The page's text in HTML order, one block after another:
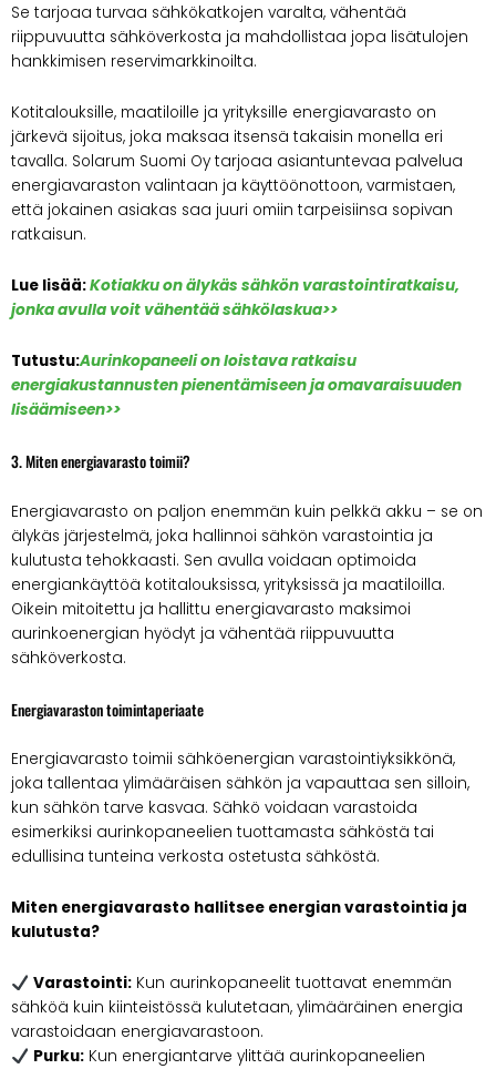
Se tarjoaa turvaa sähkökatkojen varalta, vähentää
riippuvuutta sähköverkosta ja mahdollistaa jopa lisätulojen
hankkimisen reservimarkkinoilta.
Kotitalouksille, maatiloille ja yrityksille energiavarasto on
järkevä sijoitus, joka maksaa itsensä takaisin monella eri
tavalla. Solarum Suomi Oy tarjoaa asiantuntevaa palvelua
energiavaraston valintaan ja käyttöönottoon, varmistaen,
että jokainen asiakas saa juuri omiin tarpeisiinsa sopivan
ratkaisun.
Lue lisää:Kotiakku on älykäs sähkön varastointiratkaisu,
jonka avulla voit vähentää sähkölaskua>>
Tutustu:Aurinkopaneeli on loistava ratkaisu
energiakustannusten pienentämiseen ja omavaraisuuden
lisäämiseen>>
3. Miten energiavarasto toimii?
Energiavarasto on paljon enemmän kuin pelkkä akku – se on
älykäs järjestelmä, joka hallinnoi sähkön varastointia ja
kulutusta tehokkaasti. Sen avulla voidaan optimoida
energiankäyttöä kotitalouksissa, yrityksissä ja maatiloilla.
Oikein mitoitettu ja hallittu energiavarasto maksimoi
aurinkoenergian hyödyt ja vähentää riippuvuutta
sähköverkosta.
Energiavaraston toimintaperiaate
Energiavarasto toimii sähköenergian varastointiyksikkönä,
joka tallentaa ylimääräisen sähkön ja vapauttaa sen silloin,
kun sähkön tarve kasvaa. Sähkö voidaan varastoida
esimerkiksi aurinkopaneelien tuottamasta sähköstä tai
edullisina tunteina verkosta ostetusta sähköstä.
Miten energiavarasto hallitsee energian varastointia ja
kulutusta?
Varastointi:Kun aurinkopaneelit tuottavat enemmän
sähköä kuin kiinteistössä kulutetaan, ylimääräinen energia
varastoidaan energiavarastoon.
Purku:Kun energiantarve ylittää aurinkopaneelien